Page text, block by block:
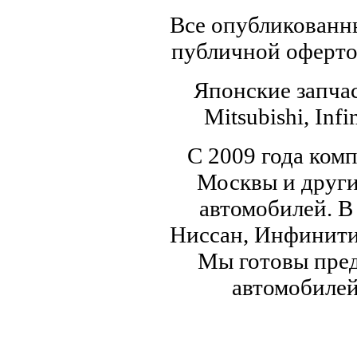
Все
публичной
Японские
Mitsubishi,
С 2009 года
Москвы и
автомобилей.
Ниссан,
Мы готовы